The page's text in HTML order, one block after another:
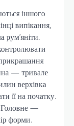
іншого
випікання,
рум’яніти.
— тривале
верхівка
її на початку.
Головне —
форми.